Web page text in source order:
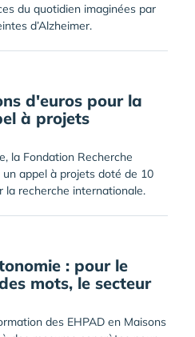
du quotidien imaginées par
d’Alzheimer.
d'euros pour la
à projets
la Fondation Recherche
appel à projets doté de 10
la recherche internationale.
: pour le
mots, le secteur
des EHPAD en Maisons